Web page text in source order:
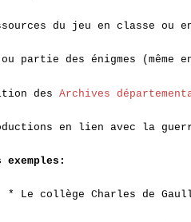
du jeu en classe ou en
partie des énigmes (même
desArchives
en lien avec la
exemples:
* Le collège Charles de